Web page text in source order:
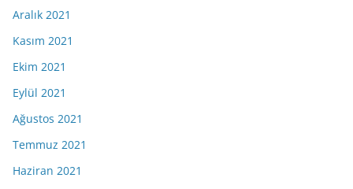
Aralık 2021
Kasım 2021
Ekim 2021
Eylül 2021
Ağustos 2021
Temmuz 2021
Haziran 2021